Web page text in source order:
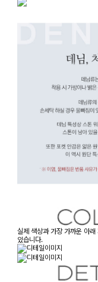
실제 색상과 가장 가까운 아
있습니다.